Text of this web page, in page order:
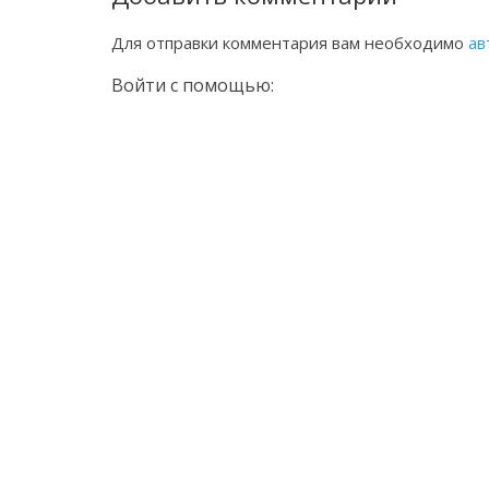
Для отправки комментария вам необходимо
Войти с помощью: